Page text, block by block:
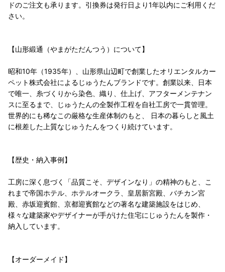
ドのご注文も承ります。引換券は発行日より1年以内にご利用くだ
さい。
【山形緞通（やまがただんつう）について】
昭和10年（1935年）、山形県山辺町で創業したオリエンタルカー
ペット株式会社によるじゅうたんブランドです。創業以来、日本
で唯一、糸づくりから染色、織り、仕上げ、アフターメンテナン
スに至るまで、じゅうたんの全製作工程を自社工房で一貫管理。
世界的にも稀なこの厳格な生産体制のもと、 日本の暮らしと風土
に根差した上質なじゅうたんをつくり続けています。
【歴史・納入事例】
工房に深く息づく「品質こそ、デザインなり」の精神のもと、こ
れまで帝国ホテル、ホテルオークラ、皇居新宮殿、バチカン宮
殿、赤坂迎賓館、京都迎賓館などの著名な建築施設をはじめ、
様々な建築家やデザイナーが手がけた住宅にじゅうたんを製作・
納入しています。
【オーダーメイド】